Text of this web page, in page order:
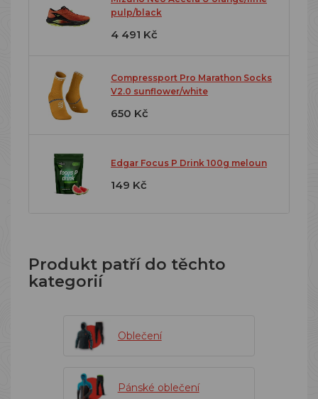
pulp/black
4 491 Kč
Compressport Pro Marathon Socks
V2.0 sunflower/white
650 Kč
Edgar Focus P Drink 100g meloun
149 Kč
Produkt patří do těchto
kategorií
Oblečení
Pánské oblečení